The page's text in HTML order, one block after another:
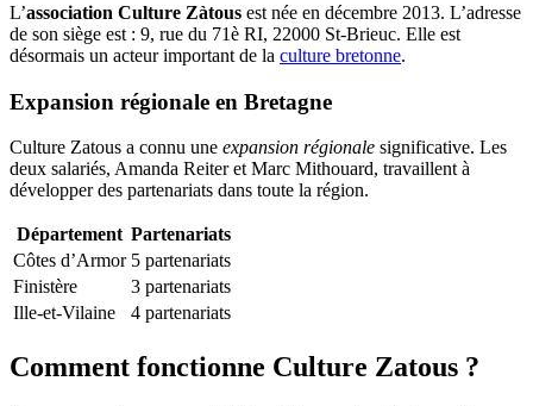
L’association Culture Zàtous est née en décembre 2013. L’adresse
de son siège est : 9, rue du 71è RI, 22000 St-Brieuc. Elle est
désormais un acteur important de la culture bretonne.
Expansion régionale en Bretagne
Culture Zatous a connu une expansion régionale significative. Les
deux salariés, Amanda Reiter et Marc Mithouard, travaillent à
développer des partenariats dans toute la région.
Département Partenariats
Côtes d’Armor 5 partenariats
Finistère
3 partenariats
Ille-et-Vilaine
4 partenariats
Comment fonctionne Culture Zatous ?